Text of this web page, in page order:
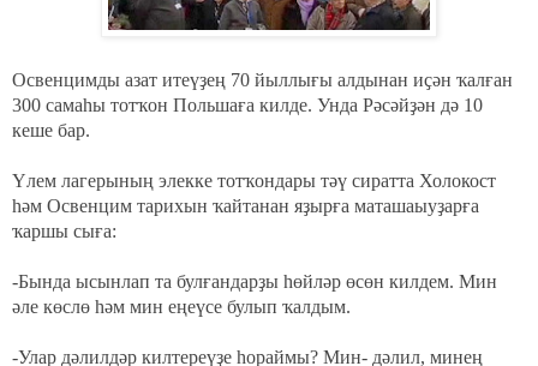
Освенцимды азат итеүҙең 70 йыллығы алдынан иҫән ҡалған
300 самаһы тотҡон Польшаға килде. Унда Рәсәйҙән дә 10
кеше бар.
Үлем лагерының элекке тотҡондары тәү сиратта Холокост
һәм Освенцим тарихын ҡайтанан яҙырға маташаыуҙарға
ҡаршы сыға:
-Бында ысынлап та булғандарҙы һөйләр өсөн килдем. Мин
әле көслө һәм мин еңеүсе булып ҡалдым.
-Улар дәлилдәр килтереүҙе һораймы? Мин- дәлил, минең